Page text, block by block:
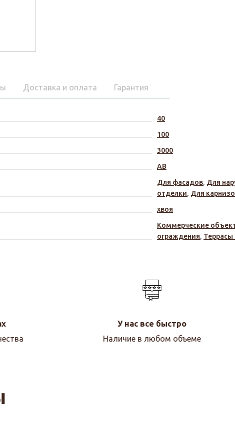
Доставка и оплата Гарантия
40
100
3000
АВ
Для фасадов, Для
отделки, Для
хвоя
Коммерческие
ограждения, Террасы
У нас все быстро
Наличие в любом объеме